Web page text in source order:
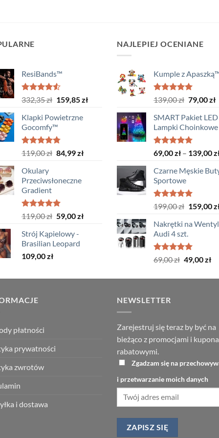
ResiBands™
Oceniono
na 5
332,35zł Pierwotna
wynosiła:
332,35 zł.
159,85złAktualna
159,85 zł.
Klapki Powietrzne
Gocomfy™
Oceniono
na 5
119,00zł Pierwotna
119,00 zł.
84,99złAktualna
Okulary
Przeciwsłoneczne
Gradient
Oceniono
na 5
119,00zł Pierwotna
wynosiła:
119,00 zł.
59,00złAktualna
Strój Kąpielowy -
Brasilian Leopard
109,00zł
NAJLEPIEJ OCENIANE
Kumple z
Oceniono
na 5
139,00zł Pierwotna
139,00 zł.
79,00zł
SMART Pakiet LED
Lampki Choinkowe
Oceniono
5.00
69,00zł – 139,00
Czarne Męskie
Sportowe
Oceniono
na 5
199,00zł
199,00 zł.
159,00
Nakrętki na
Audi 4 szt.
Oceniono
5.00
69,00zł Pierwotna
wynosiła:
49,00zł
płatności
prywatności
zwrotów
i dostawa
NEWSLETTER
Zarejestruj się teraz by być na
bieżąco z promocjami i
rabatowymi.
Zgadzam się na
i przetwarzanie moich danych